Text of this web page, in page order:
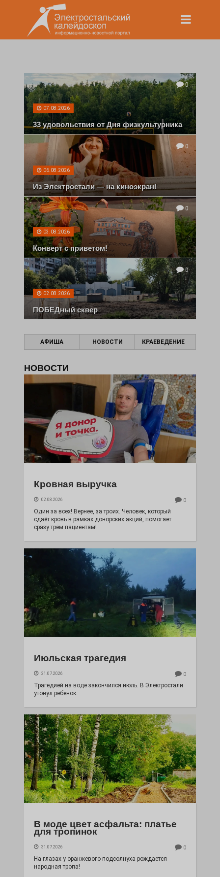
0
07.08.2026
33 удовольствия от Дня физкультурника
0
06.08.2026
Из Электростали — на киноэкран!
0
03.08.2026
Конверт с приветом!
0
02.08.2026
ПОБЕДный сквер
АФИША НОВОСТИ КРАЕВЕДЕНИЕ
НОВОСТИ
Кровная выручка
02.08.2026 0
Один за всех! Вернее, за троих. Человек, который
сдаёт кровь в рамках донорских акций, помогает
сразу трём пациентам!
Июльская трагедия
31.07.2026 0
Трагедией на воде закончился июль. В Электростали
утонул ребёнок.
В моде цвет асфальта: платье
для тропинок
31.07.2026 0
На глазах у оранжевого подсолнуха рождается
народная тропа!